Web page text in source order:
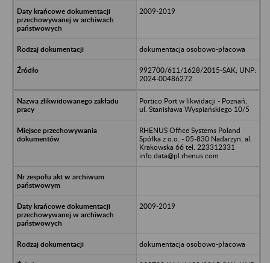
2009-2019
dokumentacja osobowo-płacowa
992700/611/1628/2015-SAK; UNP:
2024-00486272
Portico Port w likwidacji - Poznań,
ul. Stanisława Wyspiańskiego 10/5
RHENUS Office Systems Poland
Spółka z o.o. - 05-830 Nadarzyn, al.
Krakowska 66 tel. 223312331
info.data@pl.rhenus.com
2009-2019
dokumentacja osobowo-płacowa